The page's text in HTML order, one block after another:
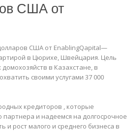
США от
США от EnablingQapital—
в Цюрихе, Швейцария. Цель
в Казахстане, в
своими услугами 37 000
кредиторов , которые
и надеемся на долгосрочное
рост малого и среднего бизнеса в